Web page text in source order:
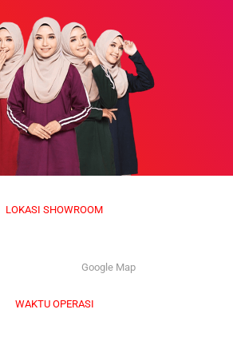
LOKASI SHOWROOM
Google Map
WAKTU OPERASI